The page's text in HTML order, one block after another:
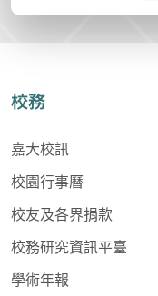
校務
嘉大校訊
校園行事曆
校友及各界捐款
校務研究資訊平臺
學術年報